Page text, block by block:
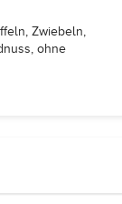
Zwiebeln,
ohne